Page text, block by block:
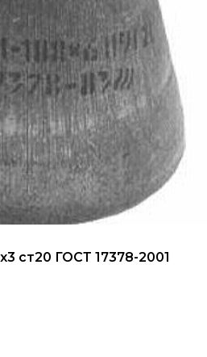
ст20 ГОСТ 17378-2001